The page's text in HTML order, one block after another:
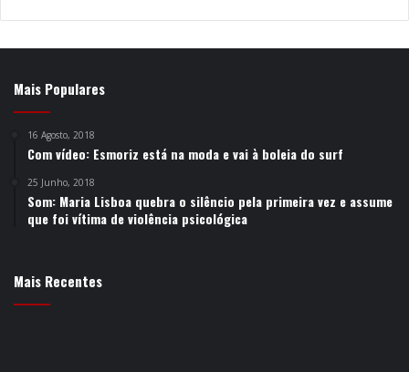
Mais Populares
16 Agosto, 2018
Com vídeo: Esmoriz está na moda e vai à boleia do surf
25 Junho, 2018
Som: Maria Lisboa quebra o silêncio pela primeira vez e assume
que foi vítima de violência psicológica
Mais Recentes